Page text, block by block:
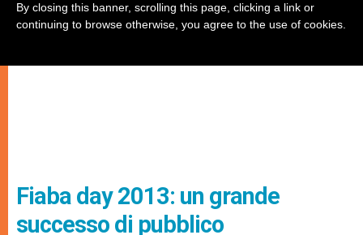
Fiaba day 2013: un grande
successo di pubblico
By closing this banner, scrolling this page, clicking a link or
continuing to browse otherwise, you agree to the use of cookies.